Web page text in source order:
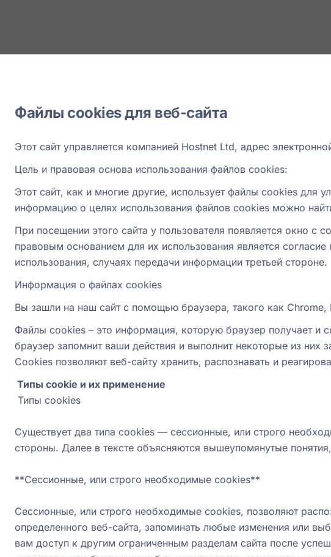
Файлы cookies для веб-сайта
Этот сайт управляется компанией Hostnet Ltd, адрес
Цель и правовая основа использования файлов cookies:
Этот сайт, как и многие другие, использует файлы cookies для
информацию о целях использования файлов cookies можно
При посещении этого сайта у пользователя появляется окно
правовым основанием для их использования является
использования, случаях передачи информации третьей стороне.
Информация о файлах cookies
Вы зашли на наш сайт с помощью браузера, такого как Chrome,
Файлы cookies – это информация, которую браузер получает и
браузер запомнит ваши действия и выполнит некоторые из
Cookies позволяют веб-сайту хранить, распознавать и
Типы cookie и их применение
Типы cookies
Существует два типа cookies — сессионные, или строго
стороны. Далее в тексте объясняются вышеупомянутые
**Сессионные, или строго необходимые cookies**
Сессионные, или строго необходимые cookies, позволяют
определенного веб-сайта, запоминать любые изменения или
вам доступ к другим ограниченным разделам сайта после